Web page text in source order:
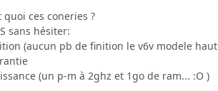
quoi ces coneries ?
sans hésiter:
(aucun pb de finition le v6v modele
(un p-m à 2ghz et 1go de ram... :O )